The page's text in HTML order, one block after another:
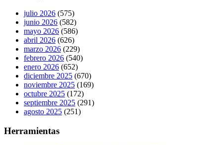
julio 2026 (575)
junio 2026 (582)
mayo 2026 (586)
abril 2026 (626)
marzo 2026 (229)
febrero 2026 (540)
enero 2026 (652)
diciembre 2025 (670)
noviembre 2025 (169)
octubre 2025 (172)
septiembre 2025 (291)
agosto 2025 (251)
Herramientas